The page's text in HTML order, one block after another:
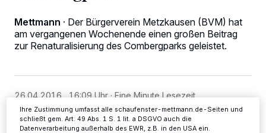
Mettmann · Der Bürgerverein Metzkausen (BVM) hat
am vergangenen Wochenende einen großen Beitrag
zur Renaturalisierung des Combergparks geleistet.
26.04.2016 , 16:09 Uhr Eine Minute Lesezeit
Tracking-Technologien für die unter „Wir und unsere Partner
verarbeiten Daten, um Ihnen Dienste bereitzustellen“ aufgeführten
Zwecke. Wenn Tracker deaktiviert sind, sind manche Inhalte und
Anzeigen möglicherweise nicht mehr so relevant für Sie. Sie können
Einstellungen oder Ablehnen am unteren Rand der Webseite klicken.
Informationen finden Sie in unserer Datenschutzerklärung.
Ihre Zustimmung umfasst alle schaufenster-mettmann.de-Seiten und
schließt gem. Art. 49 Abs. 1 S. 1 lit. a DSGVO auch die
Datenverarbeitung außerhalb des EWR, z.B. in den USA ein.